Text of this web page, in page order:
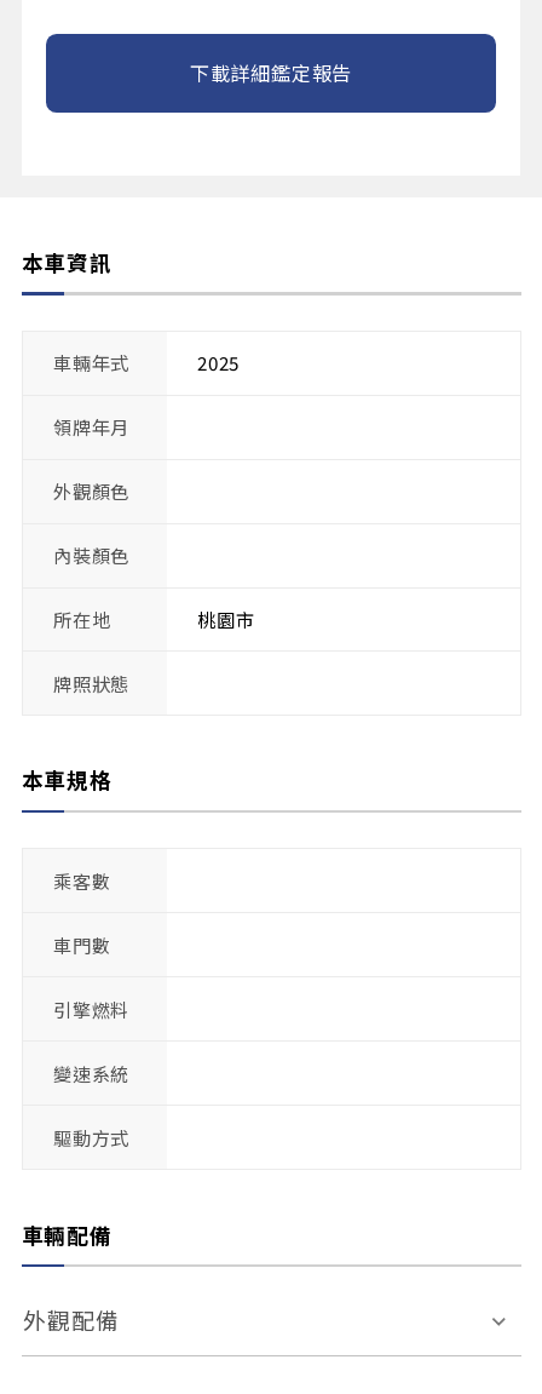
下載詳細鑑定報告
本車資訊
車輛年式 2025
領牌年月
外觀顏色
內裝顏色
所在地 桃園市
牌照狀態
本車規格
乘客數
車門數
引擎燃料
變速系統
驅動方式
車輛配備
外觀配備